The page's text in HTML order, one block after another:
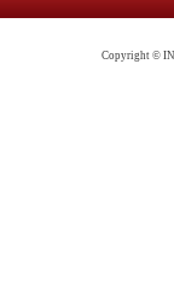
Copyright ©